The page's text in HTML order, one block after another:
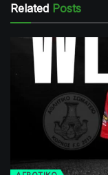
Related Posts